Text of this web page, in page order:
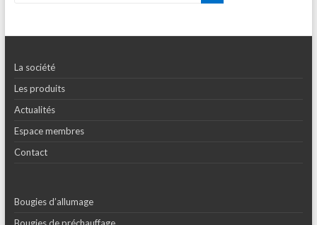
La société
Les produits
Actualités
Espace membres
Contact
Bougies d’allumage